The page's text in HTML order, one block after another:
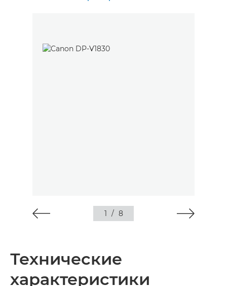
1 / 8
Технические
характеристики